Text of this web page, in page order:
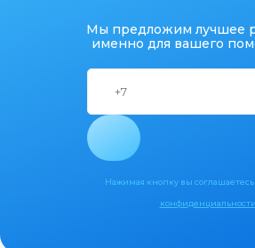
Мы предложим лучшее
именно для вашего
Нажимая кнопку вы соглашаетесь
конфиденциальности